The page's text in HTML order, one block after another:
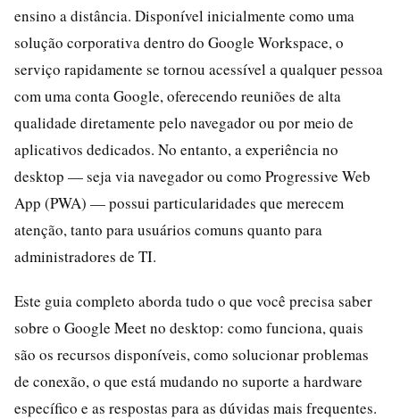
ensino a distância. Disponível inicialmente como uma
solução corporativa dentro do Google Workspace, o
serviço rapidamente se tornou acessível a qualquer pessoa
com uma conta Google, oferecendo reuniões de alta
qualidade diretamente pelo navegador ou por meio de
aplicativos dedicados. No entanto, a experiência no
desktop — seja via navegador ou como Progressive Web
App (PWA) — possui particularidades que merecem
atenção, tanto para usuários comuns quanto para
administradores de TI.
Este guia completo aborda tudo o que você precisa saber
sobre o Google Meet no desktop: como funciona, quais
são os recursos disponíveis, como solucionar problemas
de conexão, o que está mudando no suporte a hardware
específico e as respostas para as dúvidas mais frequentes.